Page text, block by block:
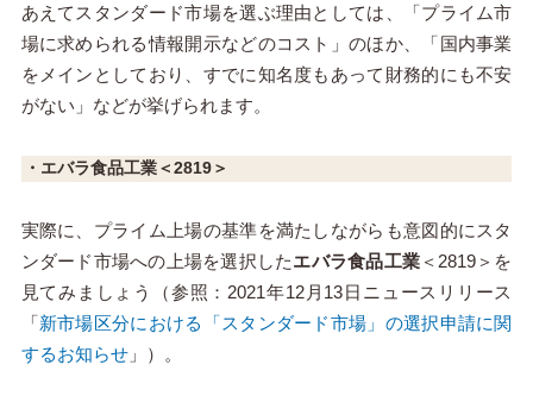
あえてスタンダード市場を選ぶ理由としては、「プライム市
場に求められる情報開示などのコスト」のほか、「国内事業
をメインとしており、すでに知名度もあって財務的にも不安
がない」などが挙げられます。
・エバラ食品工業＜2819＞
実際に、プライム上場の基準を満たしながらも意図的にスタ
ンダード市場への上場を選択したエバラ食品工業 ＜2819＞を
見てみましょう（参照：2021年12月13日ニュースリリース
「 新市場区分における「スタンダード市場」の選択申請に関
するお知らせ」）。